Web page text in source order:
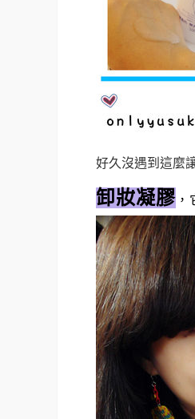
好久沒遇到這麼
卸妝凝膠